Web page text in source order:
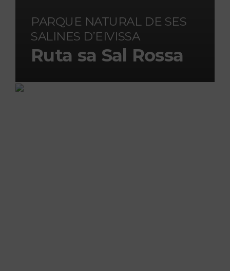
PARQUE NATURAL DE SES
SALINES D’EIVISSA
Ruta sa Sal Rossa